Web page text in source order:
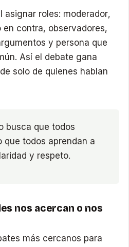
asignar roles: moderador,
contra, observadores,
y persona que
Así el debate gana
solo de quienes hablan
busca que todos
que todos aprendan a
y respeto.
nos acercan o nos
más cercanos para